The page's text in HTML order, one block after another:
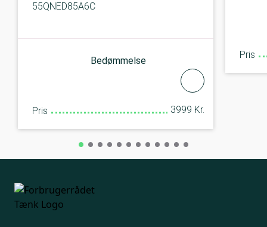
55QNED85A6C
Bedømmelse
Pris 3999 Kr.
Pris